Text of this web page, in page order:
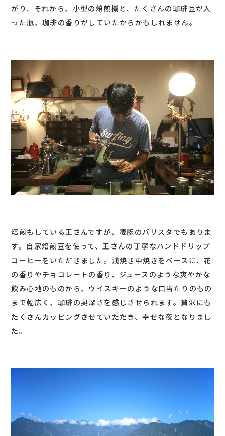
がり、それから、小型の焙煎機と、たくさんの珈琲豆が入
った瓶、珈琲の香りがしていたからかもしれません。
焙煎もしている王さんですが、凄腕のバリスタでもありま
す。自家焙煎豆を使って、王さんの丁寧なハンドドリップ
コーヒーをいただきました。浅焼き中焼きをベースに、花
の香りやチョコレートの香り、ジュースのような爽やかな
飲み心地のものから、ウイスキーのような口当たりのもの
まで幅広く、珈琲の奥深さを感じさせられます。贅沢にも
たくさんカッピングさせていただき、幸せな夜となりまし
た。